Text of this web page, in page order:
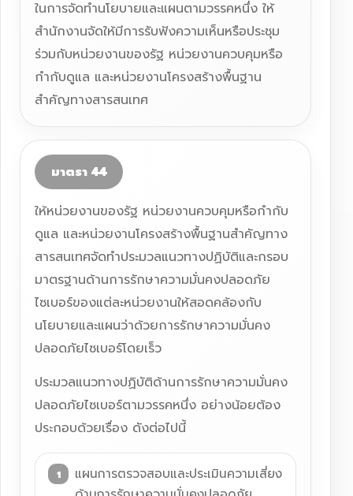
ในการจัดทำนโยบายและแผนตามวรรคหนึ่ง ให้
สำนักงานจัดให้มีการรับฟังความเห็นหรือประชุม
ร่วมกับหน่วยงานของรัฐ หน่วยงานควบคุมหรือ
กำกับดูแล และหน่วยงานโครงสร้างพื้นฐาน
สำคัญทางสารสนเทศ
มาตรา 44
ให้หน่วยงานของรัฐ หน่วยงานควบคุมหรือกำกับ
ดูแล และหน่วยงานโครงสร้างพื้นฐานสำคัญทาง
สารสนเทศจัดทำประมวลแนวทางปฏิบัติและกรอบ
มาตรฐานด้านการรักษาความมั่นคงปลอดภัย
ไซเบอร์ของแต่ละหน่วยงานให้สอดคล้องกับ
นโยบายและแผนว่าด้วยการรักษาความมั่นคง
ปลอดภัยไซเบอร์โดยเร็ว
ประมวลแนวทางปฏิบัติด้านการรักษาความมั่นคง
ปลอดภัยไซเบอร์ตามวรรคหนึ่ง อย่างน้อยต้อง
ประกอบด้วยเรื่อง ดังต่อไปนี้
แผนการตรวจสอบและประเมินความเสี่ยง